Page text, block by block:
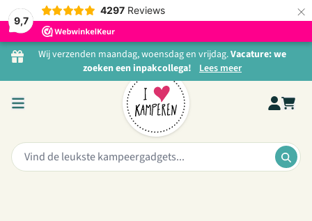
9,7
4297 Reviews ×
Ga naar de inhoud
Wij verzenden maandag, woensdag en vrijdag.Vacature: we
zoeken een inpakcollega! Lees meer
Zoeken:
OOK IDEAAL ALS KADO!
Originele
kampeergadgets en
de fijnste
campingproducten
BEKIJK ONZE KADOTIPS